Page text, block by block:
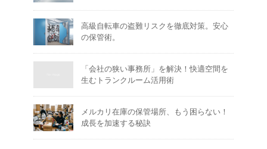
高級自転車の盗難リスクを徹底対策。安心
の保管術。
「会社の狭い事務所」を解決！快適空間を
生むトランクルーム活用術
メルカリ在庫の保管場所、もう困らない！
成長を加速する秘訣